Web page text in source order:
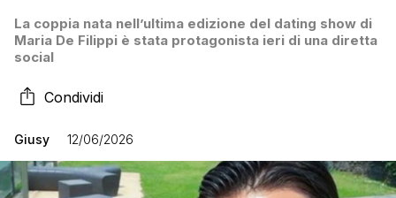
La coppia nata nell’ultima edizione del dating show di
Maria De Filippi è stata protagonista ieri di una diretta
social
Condividi
Giusy 12/06/2026